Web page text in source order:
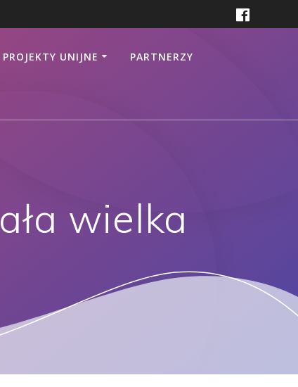
PROJEKTY UNIJNE PARTNERZY
wielka